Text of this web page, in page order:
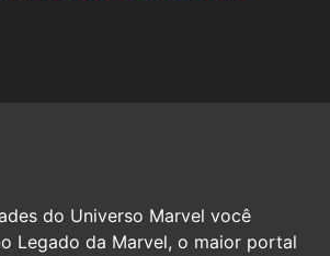
do Universo Marvel você
Legado da Marvel, o maior portal